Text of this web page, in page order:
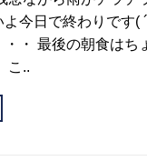
よ今日で終わりです(
・ 最後の朝食はち
こ..